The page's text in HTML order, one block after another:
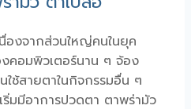
องจากส่วนใหญ่คนในยุค
งคอมพิวเตอร์นาน ๆ จ้อง
ช้สายตาในกิจกรรมอื่น ๆ
มมีอาการปวดตา ตาพร่ามัว